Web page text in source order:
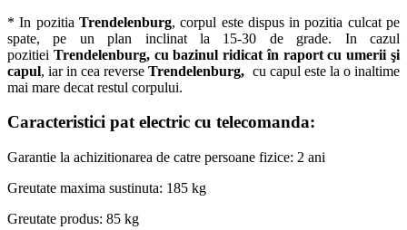
* In pozitia Trendelenburg, corpul este dispus in pozitia culcat pe
spate, pe un plan inclinat la 15-30 de grade. In cazul
pozitiei Trendelenburg, cu bazinul ridicat în raport cu umerii şi
capul, iar in cea reverseTrendelenburg, cu capul este la o inaltime
mai mare decat restul corpului.
Caracteristici pat electric cu telecomanda:
Garantie la achizitionarea de catre persoane fizice: 2 ani
Greutate maxima sustinuta: 185 kg
Greutate produs: 85 kg